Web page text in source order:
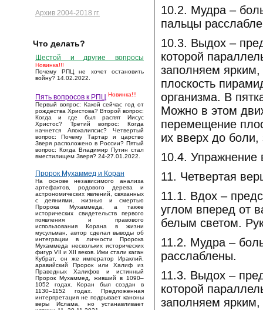
Архив 2004-2018 гг.
Что делать?
Шестой и другие вопросы
Новинка!!!
Почему РПЦ не хочет остановить
войну? 14.02.2022.
Пять вопросов к РПЦ Новинка!!!
Первый вопрос: Какой сейчас год от
рождества Христова? Второй вопрос:
Когда и где был распят Иисус
Христос? Третий вопрос: Когда
начнется Апокалипсис? Четвертый
вопрос: Почему Тартар и царство
Зверя расположено в России? Пятый
вопрос: Когда Владимир Путин стал
вместилищем Зверя? 24-27.01.2022.
Пророк Мухаммед и Коран
На основе независимого анализа
артефактов, родового дерева и
астрономических явлений, связанных
с деяниями, жизнью и смертью
Пророка Мухаммеда, а также
исторических свидетельств первого
появления и правового
использования Корана в жизни
мусульман, автор сделал выводы об
интеграции в личности Пророка
Мухаммеда нескольких исторических
фигур VII и XII веков. Ими стали каган
Кубрат, он же император Ираклий,
аравийский Пророк или Халиф из
Праведных Халифов и истинный
Пророк Мухаммед, живший в 1090–
1052 годах. Коран был создан в
1130–1152 годах. Предложенная
интерпретация не подрывает каноны
веры Ислама, но устанавливает
10.2. Мудра –
пальцы
10.3. Выдох –
которой
заполняем
плоскость
организма. В
Можно в этом
перемещение
их вверх до боли,
10.4. Упражнение
11. Четвертая
11.1. Вдох –
углом вперед от
белым светом.
11.2. Мудра –
расслаблены.
11.3. Выдох –
которой
заполняем